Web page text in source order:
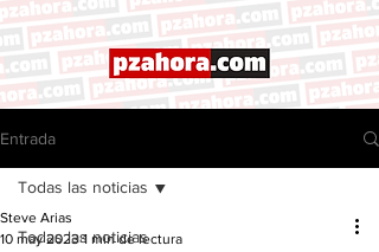
Entrada
Todas las noticias
Todas las noticias
Steve Arias
10 may 2023 1 min de lectura